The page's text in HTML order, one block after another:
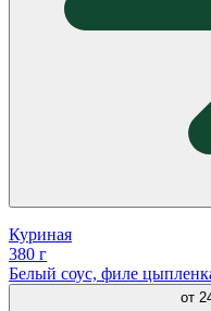
Куриная
380 г
Белый соус, филе
от